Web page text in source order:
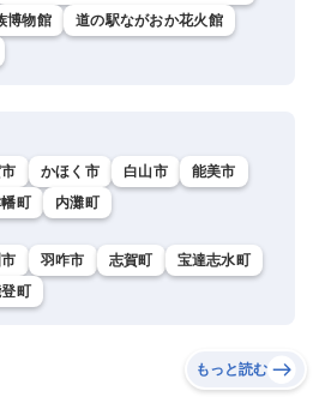
博物館
道の駅ながおか花火館
かほく市 白山市
能美市
町 内灘町
羽咋市 志賀町
宝達志水町
町
もっと読む